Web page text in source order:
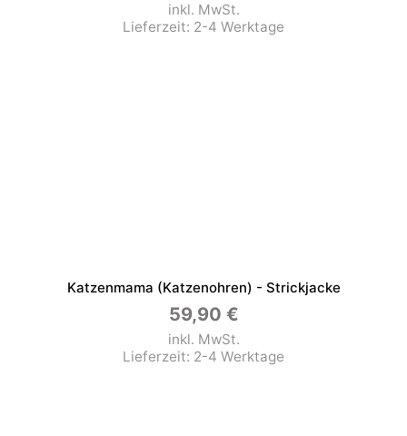
inkl. MwSt.
Lieferzeit: 2-4 Werktage
Katzenmama (Katzenohren) - Strickjacke
59,90 €
inkl. MwSt.
Lieferzeit: 2-4 Werktage